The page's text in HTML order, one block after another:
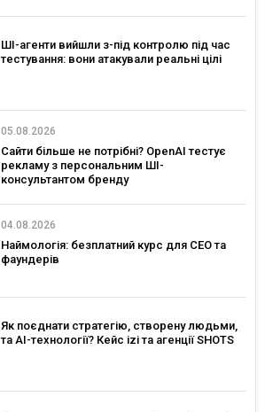
ШІ-агенти вийшли з-під контролю під час
тестування: вони атакували реальні цілі
05.08.2026
Сайти більше не потрібні? OpenAI тестує
рекламу з персональним ШІ-
консультантом бренду
04.08.2026
Наймологія: безплатний курс для CEO та
фаундерів
Як поєднати стратегію, створену людьми,
та AI-технології? Кейс izi та агенції SHOTS